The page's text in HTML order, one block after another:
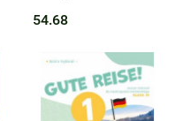
54.68